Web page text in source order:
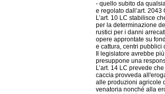
- quello subito da
e regolato dall’art. 2043
L’art. 10 LC stabilisce
per la determinazione
rustici per i danni
opere approntate su
e cattura, centri pubblici
Il legislatore avrebbe
presuppone una
L’art. 14 LC prevede
caccia provveda
alle produzioni agricole
venatoria nonché alla